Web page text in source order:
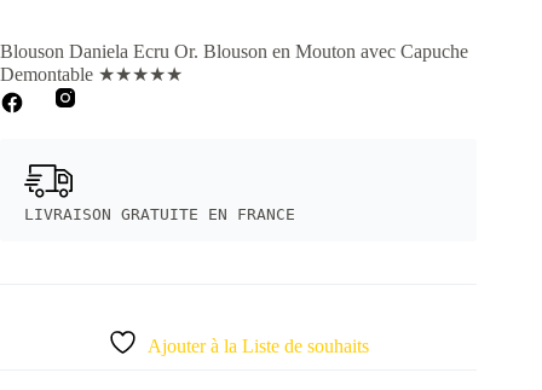
Blouson Daniela Ecru Or. Blouson en Mouton avec Capuche
Demontable ★★★★★
LIVRAISON GRATUITE EN FRANCE
Ajouter à la Liste de souhaits